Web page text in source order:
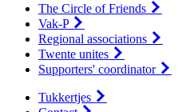
The Circle of Friends
Vak-P
Regional associations
Twente unites
Supporters' coordinator
Tukkertjes